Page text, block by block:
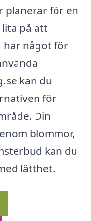
planerar för en
lita på att
har något för
kan du
för
Din
blommor,
kan du
lätthet.